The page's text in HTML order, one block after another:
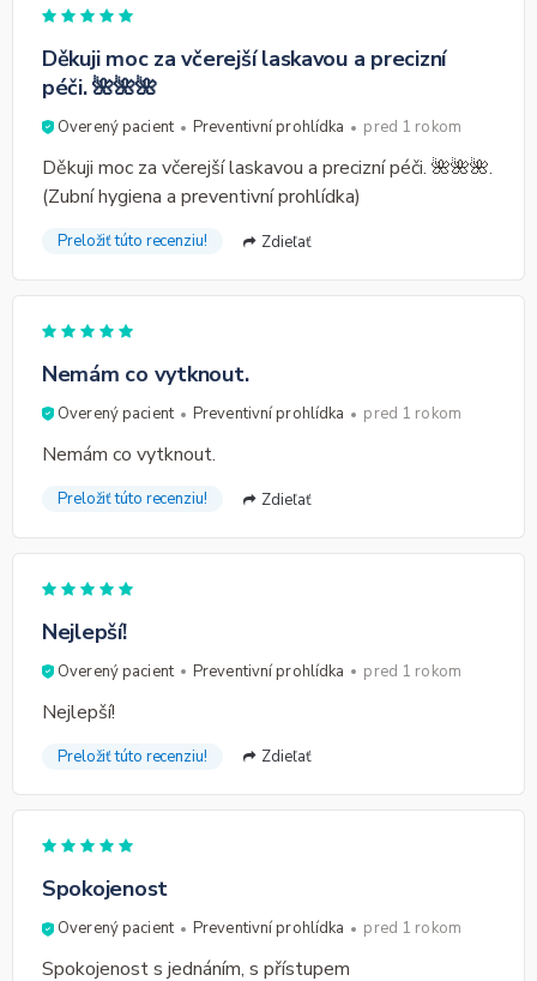
Děkuji moc za včerejší laskavou a precizní
péči. 🌺🌺🌺
Overený pacient Preventivní prohlídka pred 1 rokom
Děkuji moc za včerejší laskavou a precizní péči. 🌺🌺🌺.
(Zubní hygiena a preventivní prohlídka)
Preložiť túto recenziu! Zdieľať
Nemám co vytknout.
Overený pacient Preventivní prohlídka pred 1 rokom
Nemám co vytknout.
Preložiť túto recenziu! Zdieľať
Nejlepší!
Overený pacient Preventivní prohlídka pred 1 rokom
Nejlepší!
Preložiť túto recenziu! Zdieľať
Spokojenost
Overený pacient Preventivní prohlídka pred 1 rokom
Spokojenost s jednáním, s přístupem